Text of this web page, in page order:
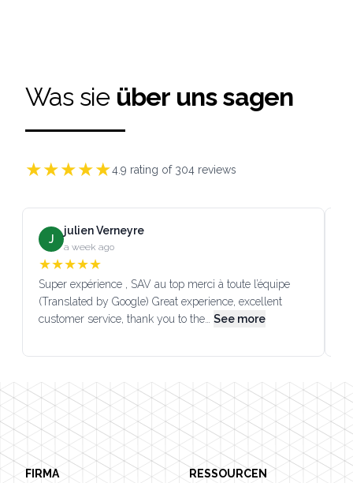
Was sie über uns sagen
★★★★★4.9 rating of 304 reviews
J
julien Verneyre
a week ago
★★★★★
Super expérience , SAV au top merci à toute l’équipe
(Translated by Google) Great experience, excellent
customer service, thank you to the…
See more
Footer
FIRMA RESSOURCEN